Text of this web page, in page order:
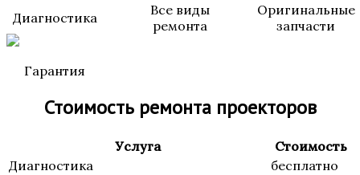
Диагностика
Все виды
ремонта
Оригинальные
запчасти
Гарантия
Стоимость ремонта проекторов
Услуга
Стоимость
Диагностика
бесплатно